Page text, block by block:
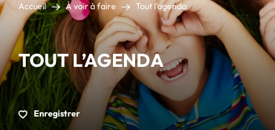
Accueil À voir à faire Tout l’agenda
TOUT L’AGENDA
Enregistrer